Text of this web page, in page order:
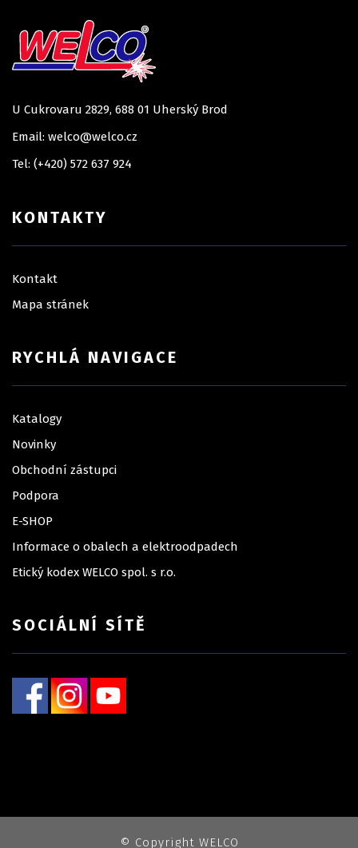
U Cukrovaru 2829, 688 01 Uherský Brod
Email: welco@welco.cz
Tel: (+420) 572 637 924
KONTAKTY
Kontakt
Mapa stránek
RYCHLÁ NAVIGACE
Katalogy
Novinky
Obchodní zástupci
Podpora
E-SHOP
Informace o obalech a elektroodpadech
Etický kodex WELCO spol. s r.o.
SOCIÁLNÍ SÍTĚ
© Copyright WELCO